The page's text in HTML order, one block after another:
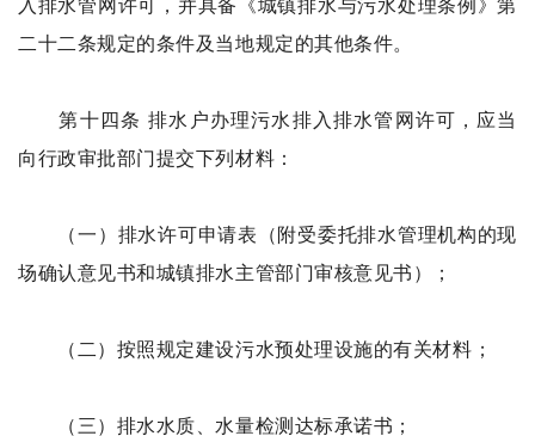
入排水管网许可，并具备《城镇排水与污水处理条例》第
二十二条规定的条件及当地规定的其他条件。
第十四条 排水户办理污水排入排水管网许可，应当
向行政审批部门提交下列材料：
（一）排水许可申请表（附受委托排水管理机构的现
场确认意见书和城镇排水主管部门审核意见书）；
（二）按照规定建设污水预处理设施的有关材料；
（三）排水水质、水量检测达标承诺书；